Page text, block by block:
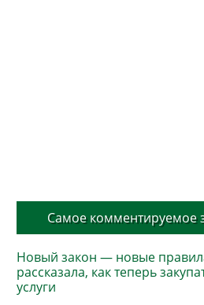
Самое комментируемое
Новый закон — новые
рассказала, как теперь
услуги